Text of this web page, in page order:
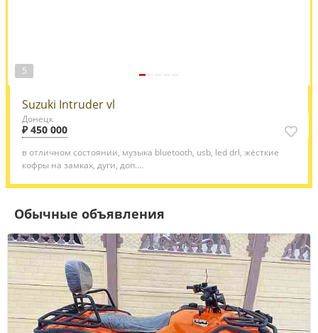
5
Suzuki Intruder vl
Донецк
₽ 450 000
в отличном состоянии, музыка bluetooth, usb, led drl, жёсткие
кофры на замках, дуги, доп....
Обычные объявления